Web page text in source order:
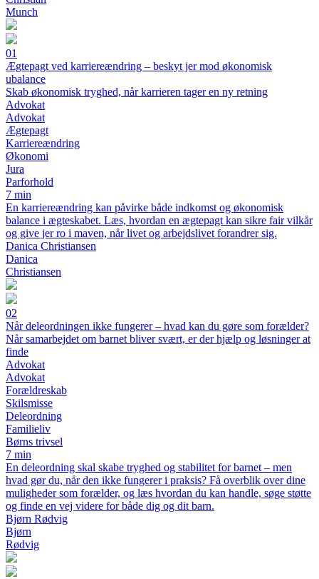
Munch
01
Ægtepagt ved karriereændring – beskyt jer mod økonomisk
ubalance
Skab økonomisk tryghed, når karrieren tager en ny retning
Advokat
Advokat
Ægtepagt
Karriereændring
Økonomi
Jura
Parforhold
7 min
En karriereændring kan påvirke både indkomst og økonomisk
balance i ægteskabet. Læs, hvordan en ægtepagt kan sikre fair vilkår
og give jer ro i maven, når livet og arbejdslivet forandrer sig.
Danica Christiansen
Danica
Christiansen
02
Når deleordningen ikke fungerer – hvad kan du gøre som forælder?
Når samarbejdet om barnet bliver svært, er der hjælp og løsninger at
finde
Advokat
Advokat
Forældreskab
Skilsmisse
Deleordning
Familieliv
Børns trivsel
7 min
En deleordning skal skabe tryghed og stabilitet for barnet – men
hvad gør du, når den ikke fungerer i praksis? Få overblik over dine
muligheder som forælder, og læs hvordan du kan handle, søge støtte
og finde en vej videre for både dig og dit barn.
Bjørn Rødvig
Bjørn
Rødvig